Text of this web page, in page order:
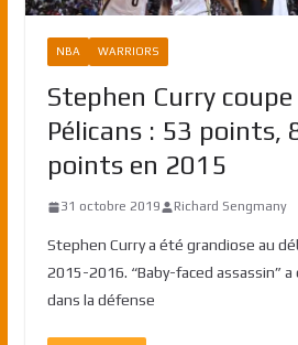
NBA WARRIORS
Stephen Curry
Pélicans : 53 points,
points en 2015
31 octobre 2019 Richard Sengmany
Stephen Curry a été grandiose au
2015-2016. “Baby-faced assassin”
dans la défense